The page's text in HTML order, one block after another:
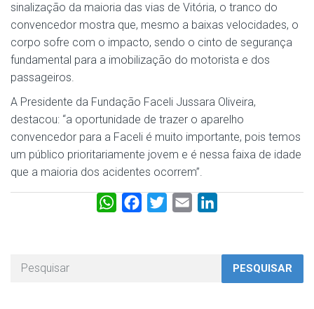
sinalização da maioria das vias de Vitória, o tranco do
convencedor mostra que, mesmo a baixas velocidades, o
corpo sofre com o impacto, sendo o cinto de segurança
fundamental para a imobilização do motorista e dos
passageiros.
A Presidente da Fundação Faceli Jussara Oliveira,
destacou: “a oportunidade de trazer o aparelho
convencedor para a Faceli é muito importante, pois temos
um público prioritariamente jovem e é nessa faixa de idade
que a maioria dos acidentes ocorrem”.
W
e
PESQUISAR